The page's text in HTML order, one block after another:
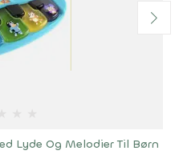
Lyde Og Melodier Til Børn